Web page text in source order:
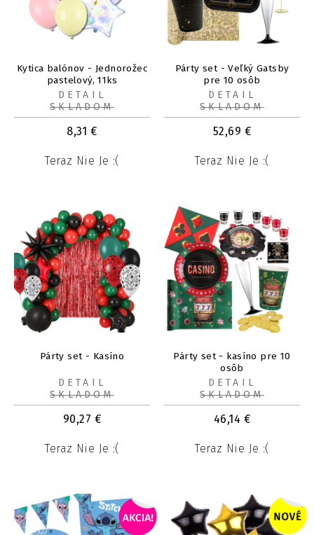
Kytica balónov - Jednorožec
pastelový, 11ks
8,31 €
Teraz Nie Je :(
DETAIL
SKLADOM
Párty set - Veľký Gatsby
pre 10 osôb
52,69 €
Teraz Nie Je :(
DETAIL
SKLADOM
Párty set - Kasíno
90,27 €
Teraz Nie Je :(
DETAIL
SKLADOM
Párty set - kasíno pre 10
osôb
46,14 €
Teraz Nie Je :(
DETAIL
SKLADOM